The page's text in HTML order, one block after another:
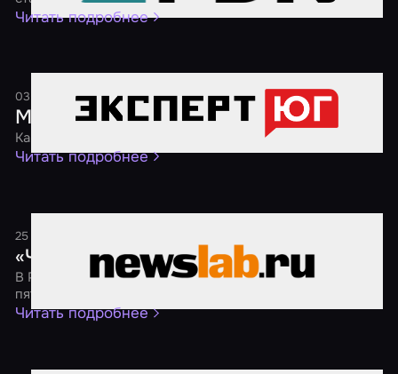
Читать подробнее
03 августа 20241 минута
Молодежь предпочитает хорроры
Как сегодня развивается индустрия квестов на Юге
Читать подробнее
25 ноября 2021
«Черная пятница 2021»
В России пройдет традиционная акция «Черная
пятница» со скидками на квесты от 40 %
Читать подробнее